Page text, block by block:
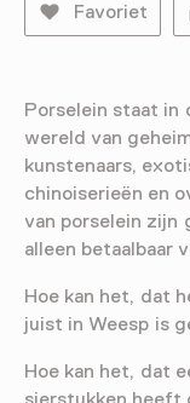
Favoriet
Porselein staat in
wereld van
kunstenaars,
chinoiserieën en
van porselein zijn
alleen betaalbaar
Hoe kan het, dat
juist in Weesp is
Hoe kan het, dat